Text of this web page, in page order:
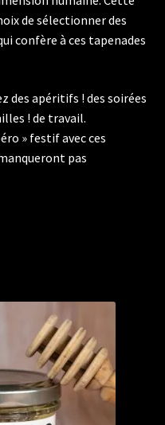
de sélectionner des
confère à ces tapenades
des apéritifs ! des soirées
! de travail.
» festif avec ces
pas